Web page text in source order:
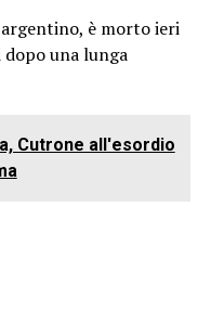
è morto ieri
dopo una lunga
Cutrone all'esordio